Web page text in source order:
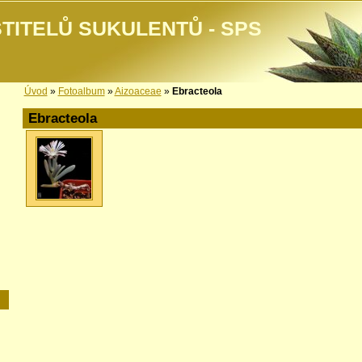
SUKULENTŮ - SPS
Úvod » Fotoalbum»Aizoaceae » Ebracteola
Ebracteola